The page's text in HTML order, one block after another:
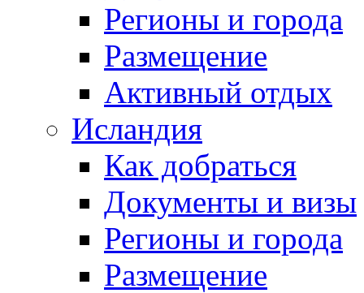
Регионы и города
Размещение
Активный отдых
Исландия
Как добраться
Документы и визы
Регионы и города
Размещение